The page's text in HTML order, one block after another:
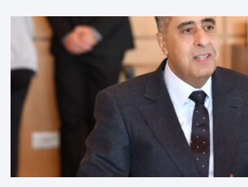
ذاتها، وذلك لتنوير الرأي العام بالحقائق
إدارة المؤسسة السجنية أن المعني
من تتبع طبي منتظم ومستمر وفقا […]